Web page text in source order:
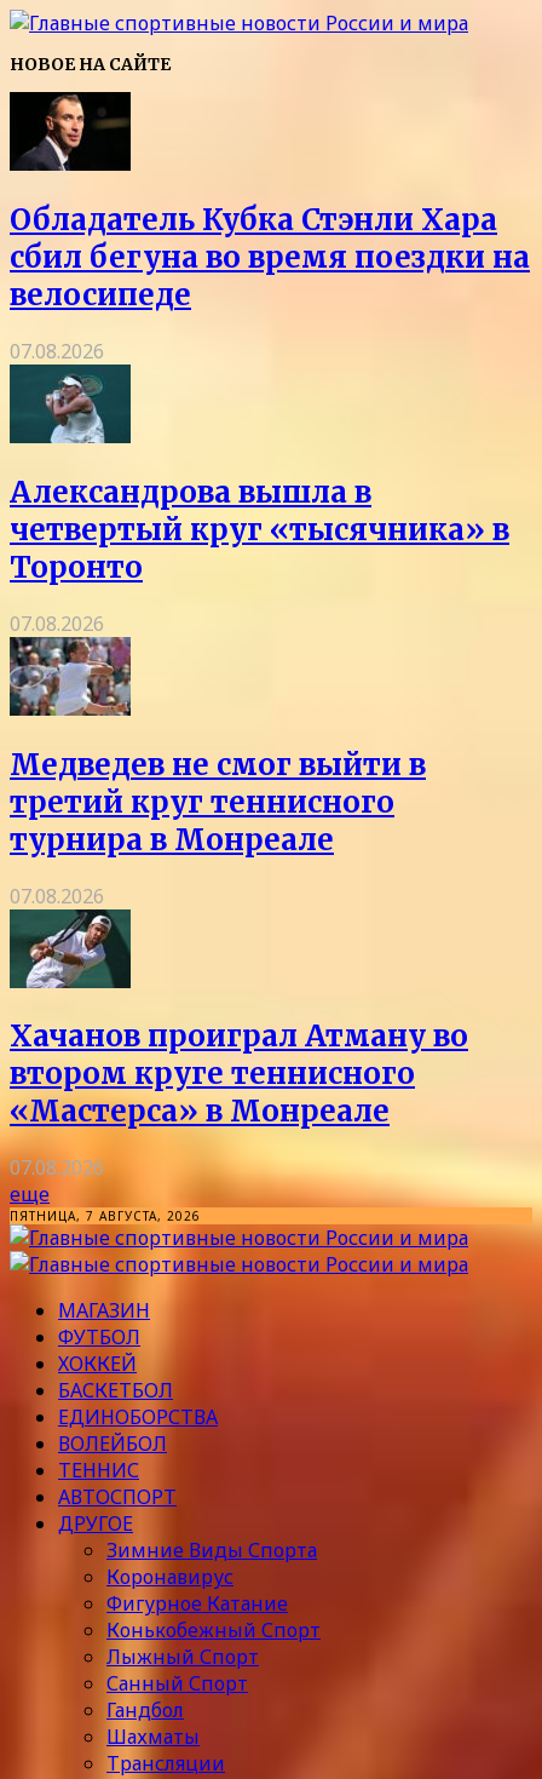
НОВОЕ НА САЙТЕ
Обладатель Кубка Стэнли Хара
сбил бегуна во время поездки на
велосипеде
07.08.2026
Александрова вышла в
четвертый круг «тысячника» в
Торонто
07.08.2026
Медведев не смог выйти в
третий круг теннисного
турнира в Монреале
07.08.2026
Хачанов проиграл Атману во
втором круге теннисного
«Мастерса» в Монреале
07.08.2026
еще
ПЯТНИЦА, 7 АВГУСТА, 2026
МАГАЗИН
ФУТБОЛ
ХОККЕЙ
БАСКЕТБОЛ
ЕДИНОБОРСТВА
ВОЛЕЙБОЛ
ТЕННИС
АВТОСПОРТ
ДРУГОЕ
Зимние Виды Спорта
Коронавирус
Фигурное Катание
Конькобежный Спорт
Лыжный Спорт
Санный Спорт
Гандбол
Шахматы
Трансляции